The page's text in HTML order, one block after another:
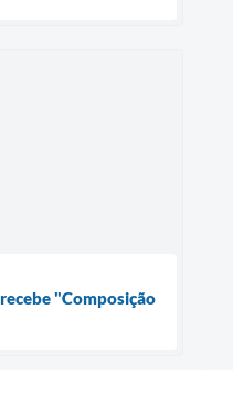
"Composição